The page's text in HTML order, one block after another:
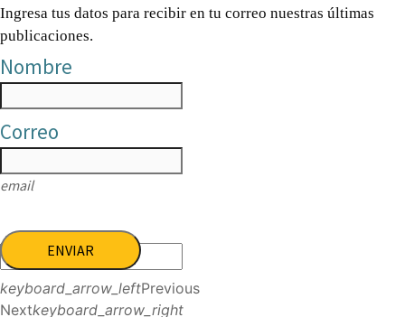
Ingresa tus datos para recibir en tu correo nuestras últimas
publicaciones.
Nombre
Correo
email
ENVIAR
keyboard_arrow_leftPrevious
Nextkeyboard_arrow_right